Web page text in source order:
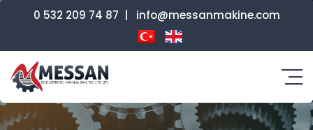
0 532 209 74 87 info@messanmakine.com